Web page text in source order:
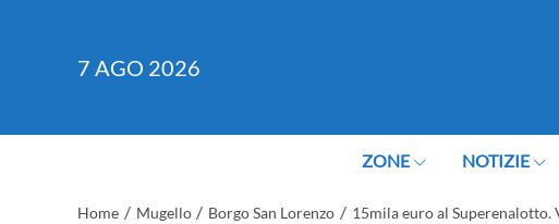
7 AGO 2026
ZONE NOTIZIE
Home / Mugello / Borgo San Lorenzo / 15mila euro al Superenalotto.